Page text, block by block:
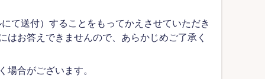
て送付）することをもってかえさせていただき
お答えできませんので、あらかじめご了承く
合がございます。